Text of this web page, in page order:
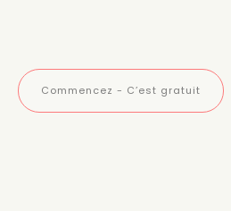
Commencez - C’est gratuit